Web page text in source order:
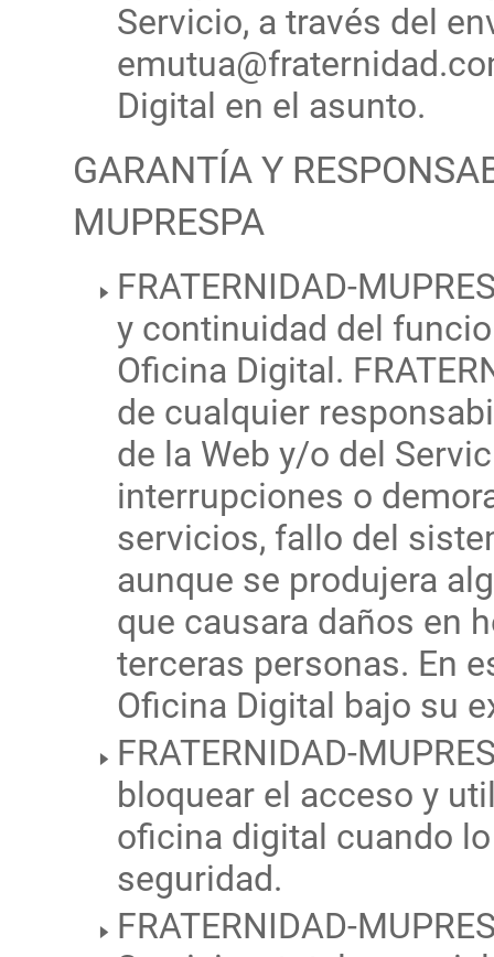
Servicio, a través del
Digital en el asunto.
GARANTÍA Y
MUPRESPA
FRATERNIDAD-
y continuidad del
Oficina Digital.
de cualquier
de la Web y/o del
interrupciones o
servicios, fallo del
aunque se produjera
que causara daños en
terceras personas. En
Oficina Digital bajo su
FRATERNIDAD-
bloquear el acceso y
oficina digital cuando
seguridad.
FRATERNIDAD-